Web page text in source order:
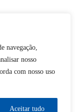
navegação,
nosso
com nosso uso
Aceitar tudo